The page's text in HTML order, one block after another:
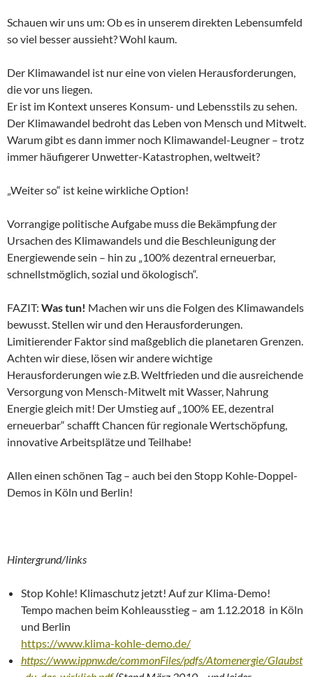
Schauen wir uns um: Ob es in unserem direkten Lebensumfeld
so viel besser aussieht? Wohl kaum.
Der Klimawandel ist nur eine von vielen Herausforderungen,
die vor uns liegen.
Er ist im Kontext unseres Konsum- und Lebensstils zu sehen.
Der Klimawandel bedroht das Leben von Mensch und Mitwelt.
Warum gibt es dann immer noch Klimawandel-Leugner – trotz
immer häufigerer Unwetter-Katastrophen, weltweit?
„Weiter so“ ist keine wirkliche Option!
Vorrangige politische Aufgabe muss die Bekämpfung der
Ursachen des Klimawandels und die Beschleunigung der
Energiewende sein – hin zu „100% dezentral erneuerbar,
schnellstmöglich, sozial und ökologisch“.
FAZIT: Was tun! Machen wir uns die Folgen des Klimawandels
bewusst. Stellen wir und den Herausforderungen.
Limitierender Faktor sind maßgeblich die planetaren Grenzen.
Achten wir diese, lösen wir andere wichtige
Herausforderungen wie z.B. Weltfrieden und die ausreichende
Versorgung von Mensch-Mitwelt mit Wasser, Nahrung
Energie gleich mit! Der Umstieg auf „100% EE, dezentral
erneuerbar“ schafft Chancen für regionale Wertschöpfung,
innovative Arbeitsplätze und Teilhabe!
Allen einen schönen Tag – auch bei den Stopp Kohle-Doppel-
Demos in Köln und Berlin!
Hintergrund/links
Stop Kohle! Klimaschutz jetzt! Auf zur Klima-Demo!
Tempo machen beim Kohleausstieg – am 1.12.2018 in Köln
und Berlin
https://www.klima-kohle-demo.de/
https://www.ippnw.de/commonFiles/pdfs/Atomenergie/Glaubst